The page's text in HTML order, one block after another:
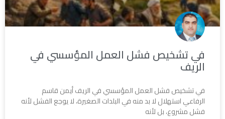
في تشخيص فشل العمل المؤسسي في
الريف
في تشخيص فشل العمل المؤسسي في الريف أيمن قاسم
الرفاعي استهلال لا بد منه في البلدات الصغيرة، لا يوجع الفشل لأنه
فشل مشروع، بل لأنه